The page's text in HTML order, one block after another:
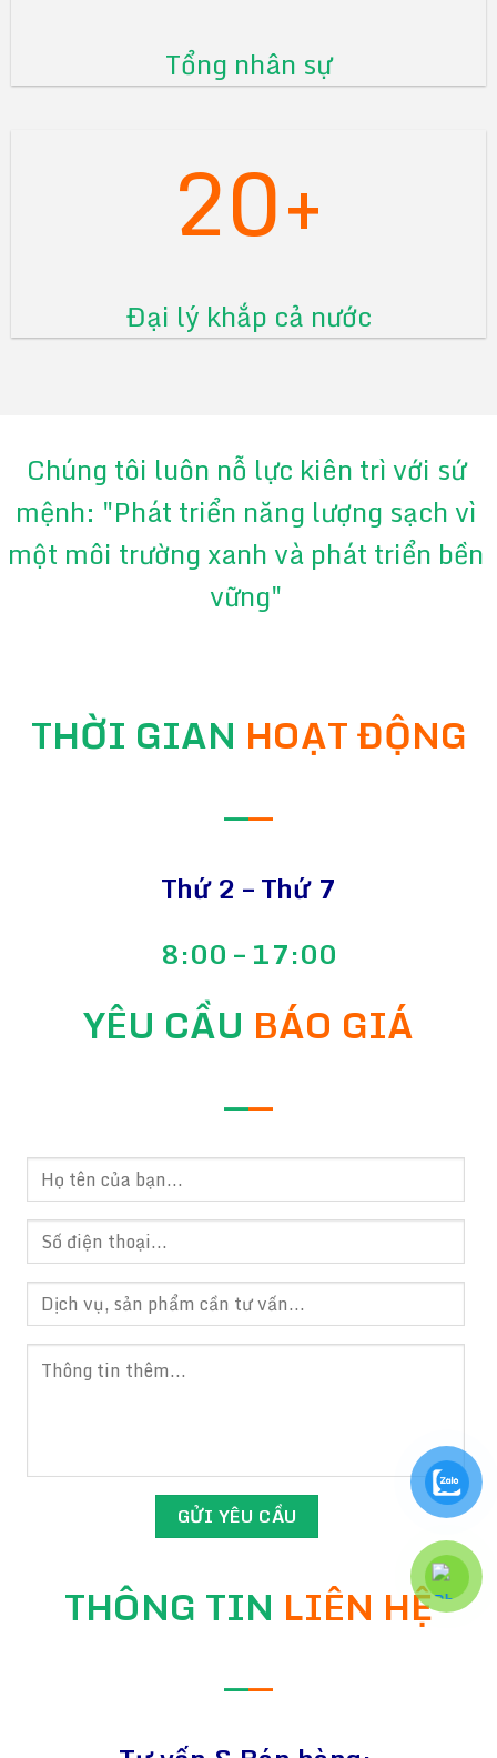
Tổng nhân sự
20+
Đại lý khắp cả nước
Chúng tôi luôn nỗ lực kiên trì với sứ
mệnh: "Phát triển năng lượng sạch vì
một môi trường xanh và phát triển bền
vững"
THỜI GIAN HOẠT ĐỘNG
——
Thứ 2 – Thứ 7
8:00 – 17:00
YÊU CẦU BÁO GIÁ
——
THÔNG TIN LIÊN HỆ
——